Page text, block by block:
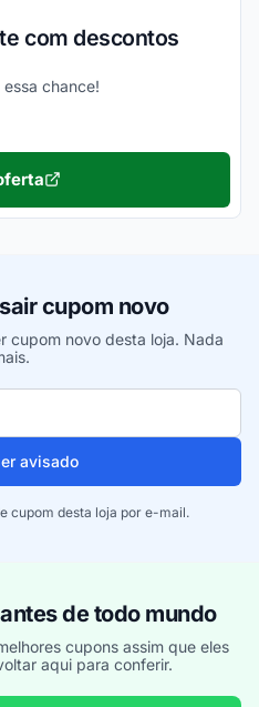
com descontos
chance!
cupom novo
cupom novo desta loja. Nada
avisado
cupom desta loja por e-mail.
de todo mundo
cupons assim que eles
aqui para conferir.